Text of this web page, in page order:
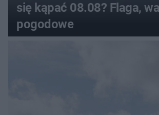
się kąpać 08.08? Flaga,
pogodowe